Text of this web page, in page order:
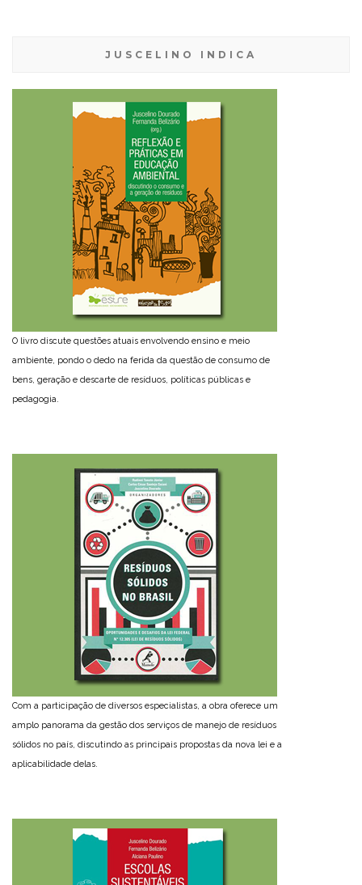
JUSCELINO INDICA
O livro discute questões atuais envolvendo ensino e meio
ambiente, pondo o dedo na ferida da questão de consumo de
bens, geração e descarte de resíduos, políticas públicas e
pedagogia.
Com a participação de diversos especialistas, a obra oferece um
amplo panorama da gestão dos serviços de manejo de resíduos
sólidos no país, discutindo as principais propostas da nova lei e a
aplicabilidade delas.